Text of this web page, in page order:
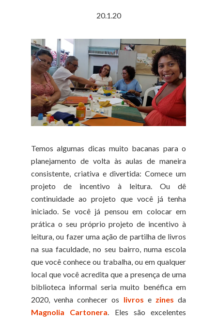
20.1.20
Temos algumas dicas muito bacanas para o
planejamento de volta às aulas de maneira
consistente, criativa e divertida: Comece um
projeto de incentivo à leitura. Ou dê
continuidade ao projeto que você já tenha
iniciado. Se você já pensou em colocar em
prática o seu próprio projeto de incentivo à
leitura, ou fazer uma ação de partilha de livros
na sua faculdade, no seu bairro, numa escola
que você conhece ou trabalha, ou em qualquer
local que você acredita que a presença de uma
biblioteca informal seria muito benéfica em
2020, venha conhecer os livros e zines da
Magnolia Cartonera. Eles são excelentes